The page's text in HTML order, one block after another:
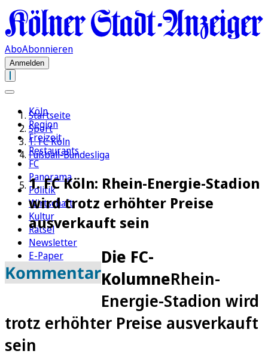
AboAbonnieren
Anmelden
Köln
Region
Freizeit
Restaurants
FC
Panorama
Politik
Wirtschaft
Kultur
Rätsel
Newsletter
E-Paper
Startseite
Sport
1. FC Köln
Fußball-Bundesliga
1. FC Köln: Rhein-Energie-Stadion
wird trotz erhöhter Preise
ausverkauft sein
Kommentar
Die FC-
KolumneRhein-
Energie-Stadion wird
trotz erhöhter Preise ausverkauft
sein